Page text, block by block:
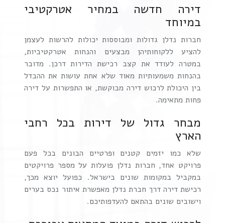
דירה חדשה במחיר אטרקטיבי
במיוחד
חברות נדלן גדולות ומבוססות יכולות להרשות לעצמן
להציע ללקוחותיהן מבצעים והנחות אטרקטיביות,
במטרה לעודד את קצב רכישת הדירות דרכן. מדובר
בהנחות משמעותיות מאוד שלא אחת עושות את ההבדל
בין היכולת לרכוש דירה מבוקשת, או התפשרות על דירה
פחות מתאימה.
מבחר גדול של דירות בכל רחבי
הארץ
שלא כמו יזמים קטנים ופרטיים הבונים בכל פעם
פרויקט אחד, חברות נדלן פועלות על מספר פרויקטים
במקביל במקומות שונים בישראל. כפועל יוצא מכך,
רכישת דירה דרך חברת נדלן מאפשרת איתור נכס בערים
וישובים שונים בהתאם להעדפותיכם.